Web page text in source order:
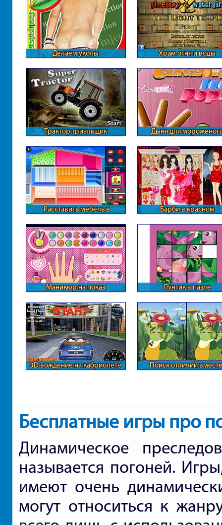
Делаем уколы Храм огня и воды
Трактор триальщик Дыня для
Расставить мебель в
Барби в красном
Маникюр на показ Лунтик в пазле
3D вождение на кабриолете
Поиск отличий
Бесплатные игры про
Динамическое
называется погоней.
имеют очень
могут относиться к